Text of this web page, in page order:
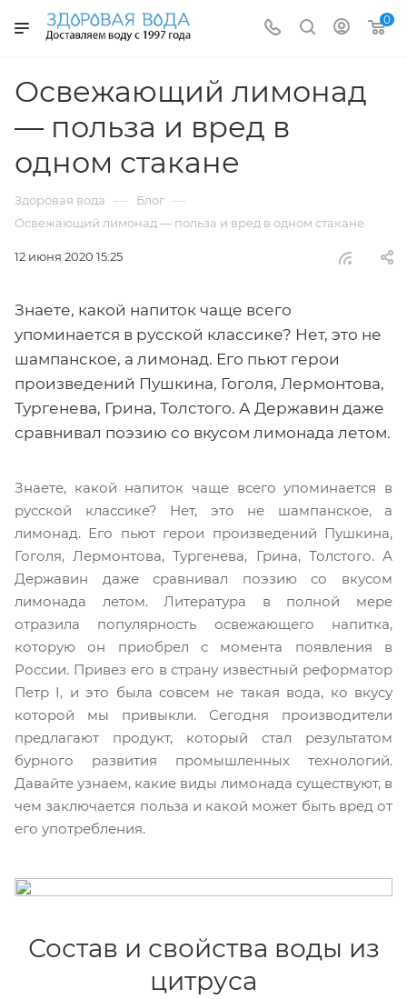
0
Освежающий лимонад
— польза и вред в
одном стакане
Здоровая вода — Блог —
Освежающий лимонад — польза и вред в одном стакане
12 июня 2020 15:25
Знаете, какой напиток чаще всего
упоминается в русской классике? Нет, это не
шампанское, а лимонад. Его пьют герои
произведений Пушкина, Гоголя, Лермонтова,
Тургенева, Грина, Толстого. А Державин даже
сравнивал поэзию со вкусом лимонада летом.
Знаете, какой напиток чаще всего упоминается в
русской классике? Нет, это не шампанское, а
лимонад. Его пьют герои произведений Пушкина,
Гоголя, Лермонтова, Тургенева, Грина, Толстого. А
Державин даже сравнивал поэзию со вкусом
лимонада летом. Литература в полной мере
отразила популярность освежающего напитка,
которую он приобрел с момента появления в
России. Привез его в страну известный реформатор
Петр I, и это была совсем не такая вода, ко вкусу
которой мы привыкли. Сегодня производители
предлагают продукт, который стал результатом
бурного развития промышленных технологий.
Давайте узнаем, какие виды лимонада существуют, в
чем заключается польза и какой может быть вред от
его употребления.
Состав и свойства воды из
цитруса